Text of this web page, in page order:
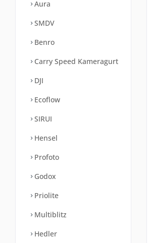
Aura
SMDV
Benro
Carry Speed Kameragurt
DJI
Ecoflow
SIRUI
Hensel
Profoto
Godox
Priolite
Multiblitz
Hedler